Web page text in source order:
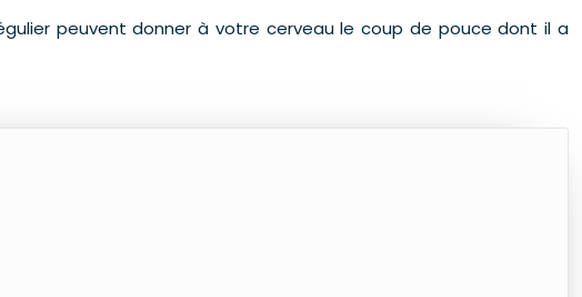
peuvent donner à votre cerveau le coup de pouce dont il a